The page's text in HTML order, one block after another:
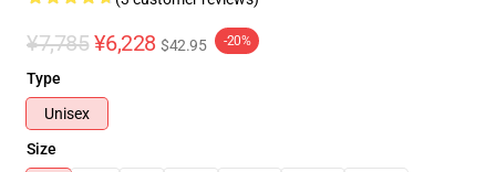
¥7,785 ¥6,228 $42.95 -20%
Type
Unisex
Size